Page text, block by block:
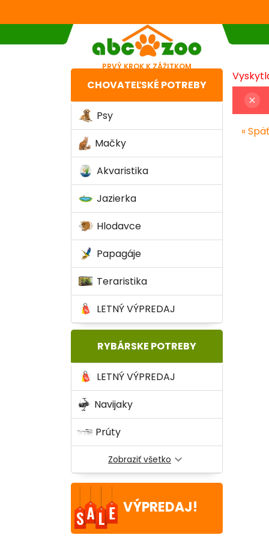
PRVÝ KROK K ZÁŽITKOM
CHOVATEĽSKÉ POTREBY
Psy
Mačky
Akvaristika
Jazierka
Hlodavce
Papagáje
Teraristika
LETNÝ VÝPREDAJ
RYBÁRSKE POTREBY
LETNÝ VÝPREDAJ
Navijaky
Prúty
Zobraziť všetko expand_more
VÝPREDAJ!
close
« Späť